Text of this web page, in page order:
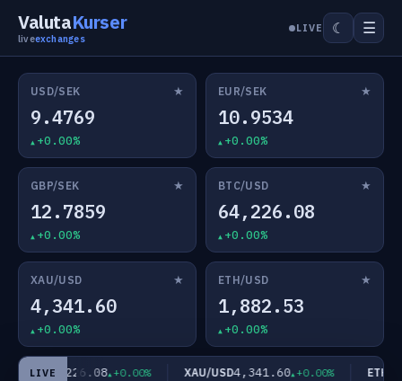
ValutaKurser
liveexchanges
LIVE ☾ ☰
USD/SEK ★
9.4769
+0.00%
EUR/SEK ★
10.9534
+0.00%
GBP/SEK ★
12.7859
+0.00%
BTC/USD ★
64,226.08
+0.00%
XAU/USD ★
4,341.60
+0.00%
ETH/USD ★
1,882.53
+0.00%
LIVE
USD64,226.08 +0.00% XAU/USD4,341.60 +0.00% ETH/